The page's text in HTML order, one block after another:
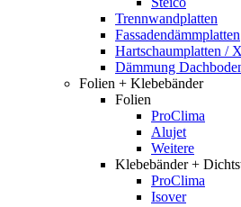
Trennwandplatten
Fassadendämmplatten
Hartschaumplatten /
Dämmung
Folien + Klebebänder
Folien
ProClima
Alujet
Weitere
Klebebänder +
ProClima
Isover